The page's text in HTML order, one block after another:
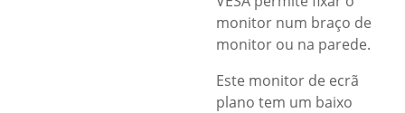
monitor num braço de
monitor ou na parede.
Este monitor de ecrã
plano tem um baixo